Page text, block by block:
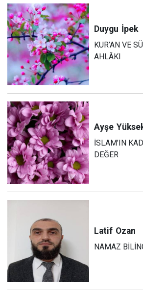
Duygu İpek
KUR’AN VE
AHLÂKI
Ayşe
İSLAM’IN
DEĞER
Latif Ozan
NAMAZ